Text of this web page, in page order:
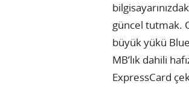
güncel tutmak.
büyük yükü
MB’lık dahili
ExpressCard